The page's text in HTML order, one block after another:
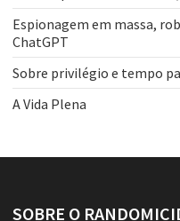
Espionagem em massa,
ChatGPT
Sobre privilégio e tempo
A Vida Plena
SOBRE O